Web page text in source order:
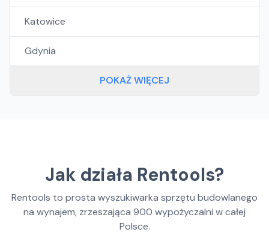
Katowice
Gdynia
POKAŻ WIĘCEJ
Jak działa Rentools?
Rentools to prosta wyszukiwarka sprzętu budowlanego
na wynajem, zrzeszająca 900 wypożyczalni w całej
Polsce.